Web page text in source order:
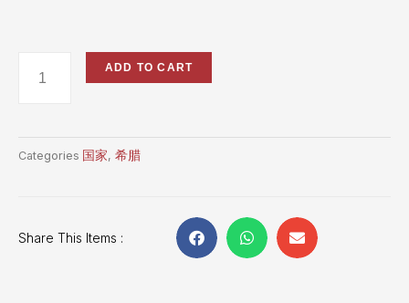
ADD TO CART
Categories 国家, 希腊
Share This Items :